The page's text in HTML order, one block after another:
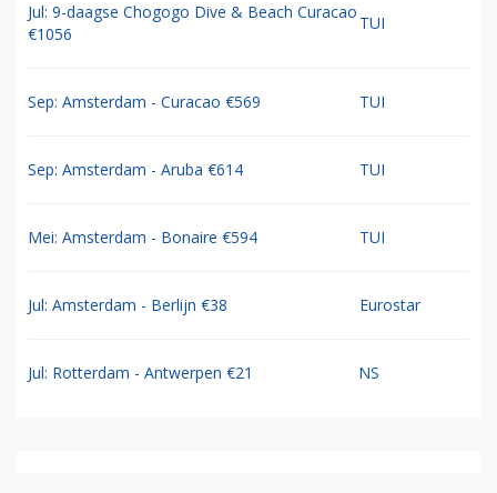
Jul: 9-daagse Chogogo Dive & Beach Curacao
€1056
TUI
Sep: Amsterdam - Curacao €569 TUI
Sep: Amsterdam - Aruba €614 TUI
Mei: Amsterdam - Bonaire €594 TUI
Jul: Amsterdam - Berlijn €38 Eurostar
Jul: Rotterdam - Antwerpen €21 NS